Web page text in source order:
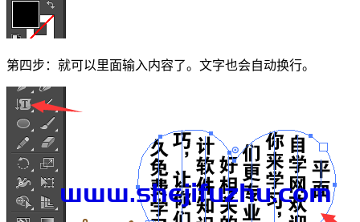
第四步：就可以里面输入内容了。文字也会自动换行。